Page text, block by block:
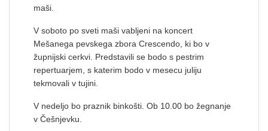
maši.
V soboto po sveti maši vabljeni na koncert
Mešanega pevskega zbora Crescendo, ki bo v
župnijski cerkvi. Predstavili se bodo s pestrim
repertuarjem, s katerim bodo v mesecu juliju
tekmovali v tujini.
V nedeljo bo praznik binkošti. Ob 10.00 bo žegnanje
v Češnjevku.